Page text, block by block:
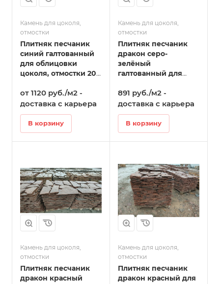
Камень для цоколя,
отмостки
Плитняк песчаник
синий галтованный
для облицовки
цоколя, отмостки 20-
от 1120 руб./м2 -
доставка с карьера
В корзину
Камень для цоколя,
отмостки
Плитняк песчаник
дракон серо-
зелёный
галтованный для
отмостки 20-35 мм в
Татарске
891 руб./м2 -
доставка с карьера
В корзину
Камень для цоколя,
отмостки
Плитняк песчаник
дракон красный
Камень для цоколя,
отмостки
Плитняк песчаник
дракон красный для